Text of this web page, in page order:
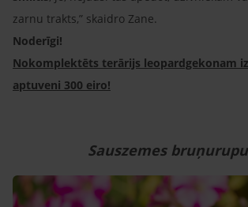
zarnu trakts,” skaidro Zane.
Noderīgi!
Nokomplektēts terārijs leopardgekonam
aptuveni 300 eiro!
Sauszemes